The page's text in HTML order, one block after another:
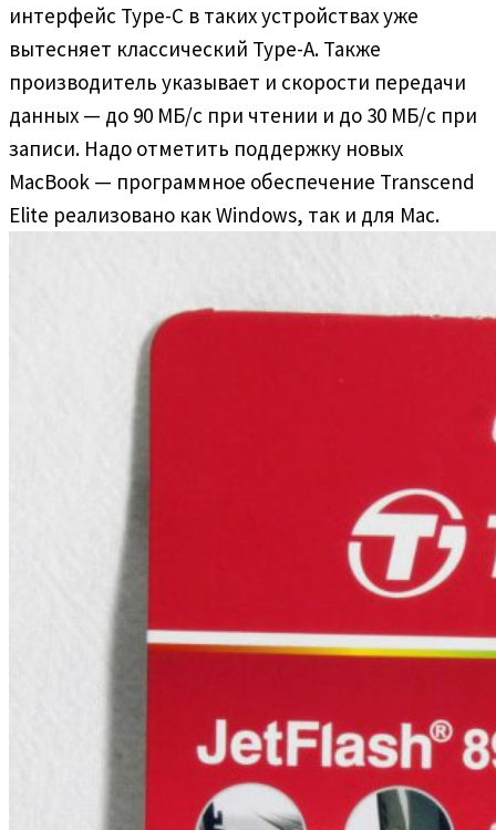
интерфейс Type-C в таких устройствах уже
вытесняет классический Type-A. Также
производитель указывает и скорости передачи
данных — до 90 МБ/с при чтении и до 30 МБ/с при
записи. Надо отметить поддержку новых
MacBook — программное обеспечение Transcend
Elite реализовано как Windows, так и для Mac.